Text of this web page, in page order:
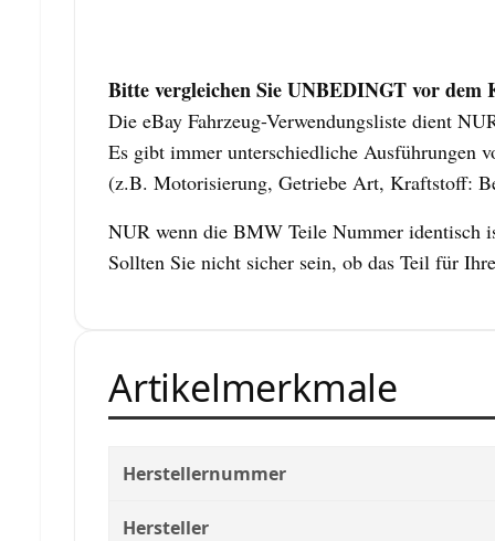
Bitte vergleichen Sie UNBEDINGT vor dem
Die eBay Fahrzeug-Verwendungsliste dient
Es gibt immer unterschiedliche Ausführungen
(z.B. Motorisierung, Getriebe Art, Kraftstoff:
NUR wenn die BMW Teile Nummer identisch
Sollten Sie nicht sicher sein, ob das Teil für
Artikelmerkmale
Herstellernummer
Hersteller